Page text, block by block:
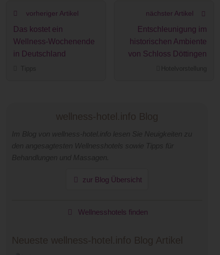
vorheriger Artikel
Das kostet ein
Wellness-Wochenende
in Deutschland
nächster Artikel
Entschleunigung im
historischen Ambiente
von Schloss Döttingen
wellness-hotel.info Blog
zur Blog Übersicht
Wellnesshotels finden
Neueste wellness-hotel.info Blog Artikel